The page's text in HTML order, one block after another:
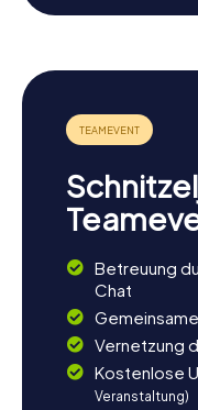
das ihr nicht
von Herzebrock-
Schnitzeljagd!
Betreuung
Chat
Vernetzung
Kostenlose
Veranstaltung)